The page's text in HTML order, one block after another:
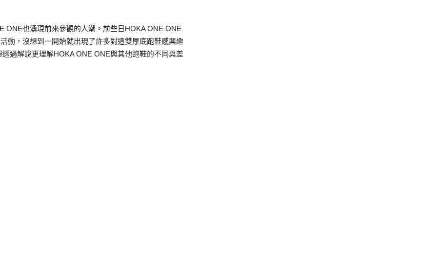
ONE也湧現前來參觀的人潮。前些日HOKA ONE ONE
動，沒想到一開始就出現了許多對這雙厚底跑鞋感興趣
過解說更理解HOKA ONE ONE與其他跑鞋的不同與差